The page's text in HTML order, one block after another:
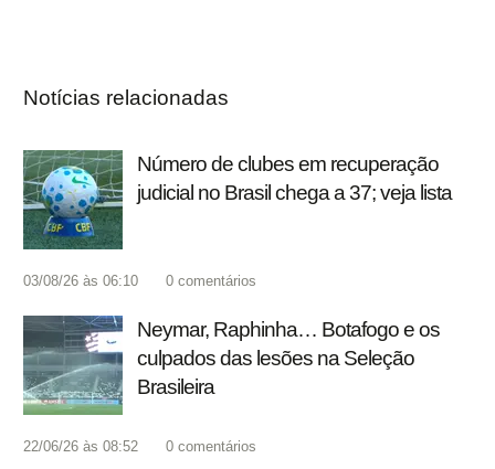
Notícias relacionadas
Número de clubes em recuperação
judicial no Brasil chega a 37; veja lista
03/08/26 às 06:10 0 comentários
Neymar, Raphinha… Botafogo e os
culpados das lesões na Seleção
Brasileira
22/06/26 às 08:52 0 comentários